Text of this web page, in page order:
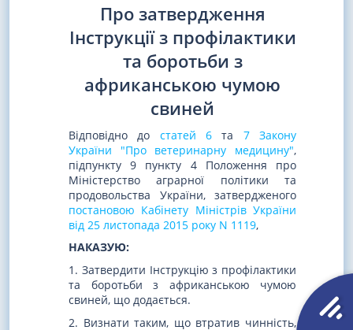
Про затвердження
Інструкції з профілактики
та боротьби з
африканською чумою
свиней
Відповідно до статей 6 та 7 Закону
України "Про ветеринарну медицину",
підпункту 9 пункту 4 Положення про
Міністерство аграрної політики та
продовольства України, затвердженого
постановою Кабінету Міністрів України
від 25 листопада 2015 року N 1119,
НАКАЗУЮ:
1. Затвердити Інструкцію з профілактики
та боротьби з африканською чумою
свиней, що додається.
2. Визнати таким, що втратив чинність,